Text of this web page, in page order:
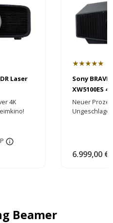
Laser
4K
★★★★★
Sony
XW5100ES
-
Neuer
6.999,00 €
Beamer